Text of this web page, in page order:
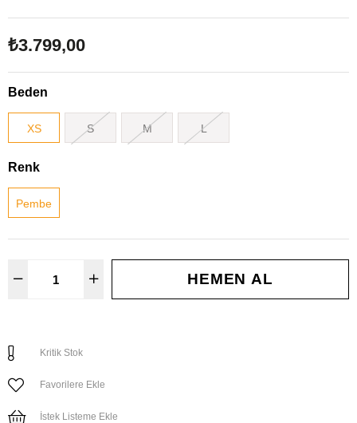
₺3.799,00
Beden
XS S M L
Renk
Pembe
Kritik Stok
Favorilere Ekle
İstek Listeme Ekle